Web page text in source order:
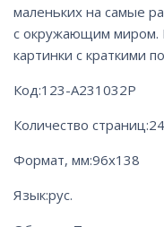
маленьких на самые
с окружающим миром.
картинки с краткими
Код:123-А231032Р
Количество страниц:24
Формат, мм:96х138
Язык:рус.